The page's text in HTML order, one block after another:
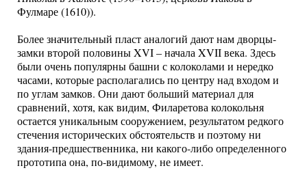
Фулмаре (1610)).
Более значительный пласт аналогий дают нам дворцы-
замки второй половины XVI – начала XVII века. Здесь
были очень популярны башни с колоколами и нередко
часами, которые располагались по центру над входом и
по углам замков. Они дают больший материал для
сравнений, хотя, как видим, Филаретова колокольня
остается уникальным сооружением, результатом редкого
стечения исторических обстоятельств и поэтому ни
здания-предшественника, ни какого-либо определенного
прототипа она, по-видимому, не имеет.